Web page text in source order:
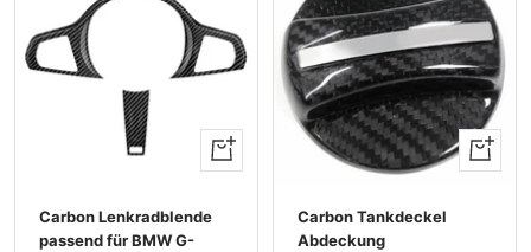
Ansehen
Carbon Lenkradblende
passend für BMW G-
+
Carbon Tankdeckel
Abdeckung